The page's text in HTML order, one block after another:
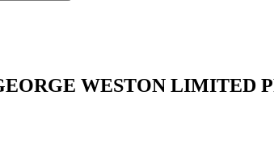
WESTON LIMITED